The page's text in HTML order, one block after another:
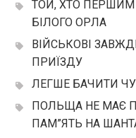
ТОЙ, ХТО ПЕРШИМ
БІЛОГО ОРЛА
ВІЙСЬКОВІ
ПРИЇЗДУ
ЛЕГШЕ БАЧИТИ
ПОЛЬЩА НЕ МАЄ
ПАМ”ЯТЬ НА